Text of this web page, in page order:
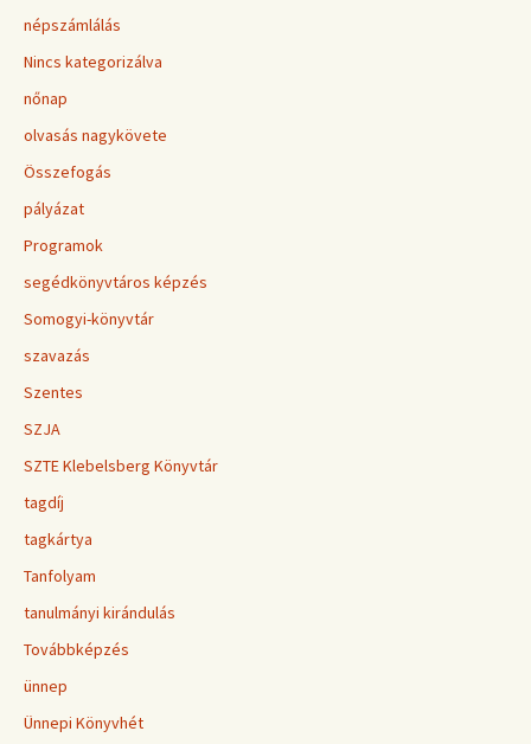
népszámlálás
Nincs kategorizálva
nőnap
olvasás nagykövete
Összefogás
pályázat
Programok
segédkönyvtáros képzés
Somogyi-könyvtár
szavazás
Szentes
SZJA
SZTE Klebelsberg Könyvtár
tagdíj
tagkártya
Tanfolyam
tanulmányi kirándulás
Továbbképzés
ünnep
Ünnepi Könyvhét